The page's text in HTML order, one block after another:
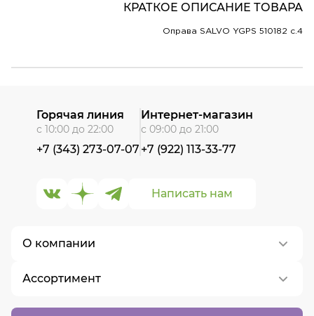
КРАТКОЕ ОПИСАНИЕ ТОВАРА
Оправа SALVO YGPS 510182 c.4
О компании
О нас
Контакты
Ассортимент
Написать нам
Горячая линия
с 10:00 до 22:00
+7 (343) 273-07-07
Интернет-магазин
с 09:00 до 21:00
+7 (922) 113-33-77